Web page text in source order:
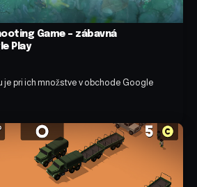
Game – zábavná
Play
je pri ich množstve v obchode Google